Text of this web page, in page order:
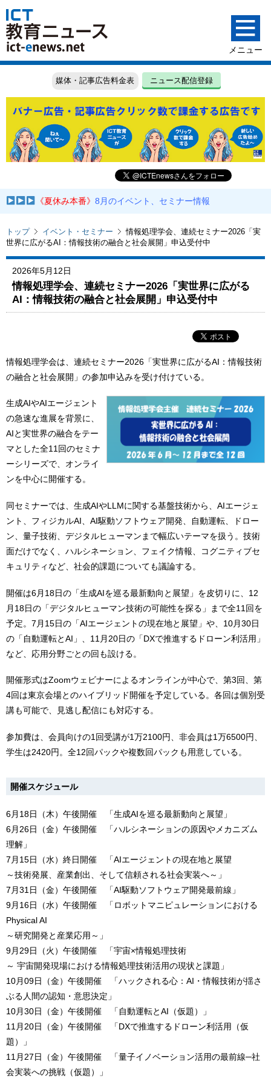
媒体・記事広告料金表 ニュース配信登録
《夏休み本番》8月のイベント、セミナー情報
トップ イベント・セミナー
情報処理学会、連続セミナー2026「実
世界に広がるAI：情報技術の融合と社会展開」申込受付中
2026年5月12日
情報処理学会、連続セミナー2026「実世界に広がる
AI：情報技術の融合と社会展開」申込受付中
情報処理学会は、連続セミナー2026「実世界に広がるAI：情報技術
の融合と社会展開」の参加申込みを受け付けている。
生成AIやAIエージェント
の急速な進展を背景に、
AIと実世界の融合をテー
マとした全11回のセミナ
ーシリーズで、オンライ
ンを中心に開催する。
同セミナーでは、生成AIやLLMに関する基盤技術から、AIエージェ
ント、フィジカルAI、AI駆動ソフトウェア開発、自動運転、ドロー
ン、量子技術、デジタルヒューマンまで幅広いテーマを扱う。技術
面だけでなく、ハルシネーション、フェイク情報、コグニティブセ
キュリティなど、社会的課題についても議論する。
開催は6月18日の「生成AIを巡る最新動向と展望」を皮切りに、12
月18日の「デジタルヒューマン技術の可能性を探る」まで全11回を
予定。7月15日の「AIエージェントの現在地と展望」や、10月30日
の「自動運転とAI」、11月20日の「DXで推進するドローン利活用」
など、応用分野ごとの回も設ける。
開催形式はZoomウェビナーによるオンラインが中心で、第3回、第
4回は東京会場とのハイブリッド開催を予定している。各回は個別受
講も可能で、見逃し配信にも対応する。
参加費は、会員向けの1回受講が1万2100円、非会員は1万6500円、
学生は2420円。全12回パックや複数回パックも用意している。
開催スケジュール
6月18日（木）午後開催 「生成AIを巡る最新動向と展望」
6月26日（金）午後開催 「ハルシネーションの原因やメカニズム
理解」
7月15日（水）終日開催 「AIエージェントの現在地と展望
～技術発展、産業創出、そして信頼される社会実装へ～」
7月31日（金）午後開催 「AI駆動ソフトウェア開発最前線」
9月16日（水）午後開催 「ロボットマニピュレーションにおける
Physical AI
～研究開発と産業応用～」
9月29日（火）午後開催 「宇宙×情報処理技術
～ 宇宙開発現場における情報処理技術活用の現状と課題」
10月09日（金）午後開催 「ハックされる心：AI・情報技術が揺さ
ぶる人間の認知・意思決定」
10月30日（金）午後開催 「自動運転とAI（仮題）」
11月20日（金）午後開催 「DXで推進するドローン利活用（仮
題）」
11月27日（金）午後開催 「量子イノベーション活用の最前線─社
会実装への挑戦（仮題）」